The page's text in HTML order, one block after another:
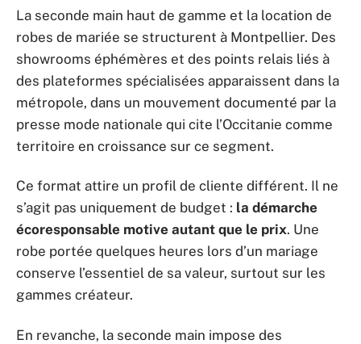
La seconde main haut de gamme et la location de
robes de mariée se structurent à Montpellier. Des
showrooms éphémères et des points relais liés à
des plateformes spécialisées apparaissent dans la
métropole, dans un mouvement documenté par la
presse mode nationale qui cite l’Occitanie comme
territoire en croissance sur ce segment.
Ce format attire un profil de cliente différent. Il ne
s’agit pas uniquement de budget : la démarche
écoresponsable motive autant que le prix. Une
robe portée quelques heures lors d’un mariage
conserve l’essentiel de sa valeur, surtout sur les
gammes créateur.
En revanche, la seconde main impose des